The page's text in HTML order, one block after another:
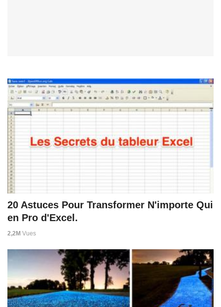
20 Astuces Pour Transformer N'importe Qui
en Pro d'Excel.
2,2M Vues